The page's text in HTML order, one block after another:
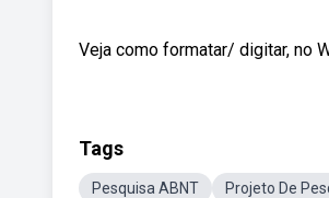
Veja como formatar/ digitar, no
Tags
Pesquisa ABNT Projeto De